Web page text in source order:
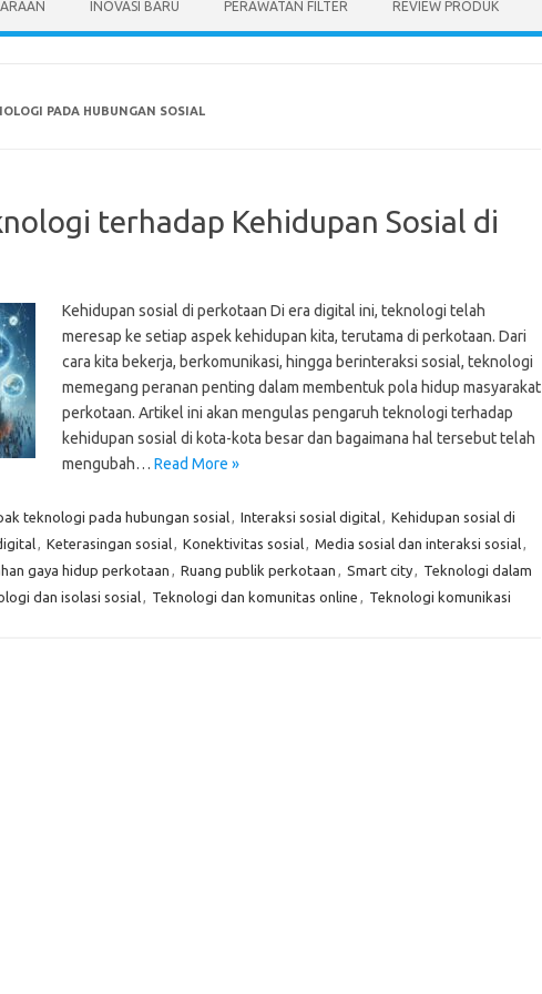
INOVASI BARU PERAWATAN FILTER REVIEW PRODUK
PADA HUBUNGAN SOSIAL
terhadap Kehidupan Sosial di
Kehidupan sosial di perkotaan Di era digital ini, teknologi telah
meresap ke setiap aspek kehidupan kita, terutama di perkotaan. Dari
cara kita bekerja, berkomunikasi, hingga berinteraksi sosial, teknologi
memegang peranan penting dalam membentuk pola hidup masyarakat
perkotaan. Artikel ini akan mengulas pengaruh teknologi terhadap
kehidupan sosial di kota-kota besar dan bagaimana hal tersebut telah
mengubah… Read More »
teknologi pada hubungan sosial, Interaksi sosial digital, Kehidupan sosial di
, Keterasingan sosial, Konektivitas sosial, Media sosial dan interaksi sosial,
gaya hidup perkotaan , Ruang publik perkotaan , Smart city, Teknologi dalam
dan isolasi sosial, Teknologi dan komunitas online , Teknologi komunikasi